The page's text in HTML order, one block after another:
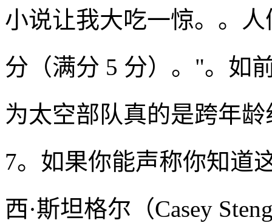
小说让我大吃一惊。。
分（满分 5 分）。"。如
为太空部队真的是跨年
7。如果你能声称你知道
西·斯坦格尔（Casey